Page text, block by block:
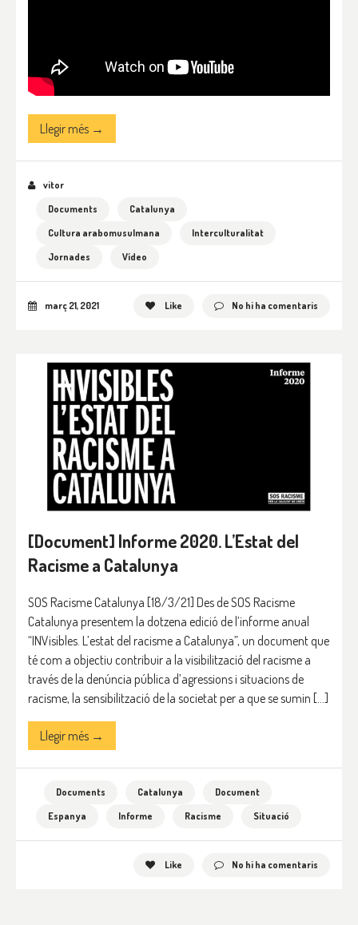
Llegir més →
vitor
Documents
Catalunya
Cultura arabomusulmana
Interculturalitat
Jornades
Vídeo
març 21, 2021 Like No hi ha comentaris
[Document] Informe 2020. L’Estat del
Racisme a Catalunya
SOS Racisme Catalunya [18/3/21] Des de SOS Racisme
Catalunya presentem la dotzena edició de l’informe anual
“INVisibles. L’estat del racisme a Catalunya”, un document que
té com a objectiu contribuir a la visibilització del racisme a
través de la denúncia pública d’agressions i situacions de
racisme, la sensibilització de la societat per a que se sumin […]
Llegir més →
Documents Catalunya
Document
Espanya
Informe Racisme Situació
Like No hi ha comentaris